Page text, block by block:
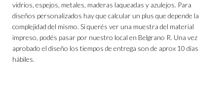
vidrios, espejos, metales, maderas laqueadas y azulejos. Para
diseños personalizados hay que calcular un plus que depende la
complejidad del mismo. Si querés ver una muestra del material
impreso, podés pasar por nuestro local en Belgrano R. Una vez
aprobado el diseño los tiempos de entrega son de aprox 10 días
hábiles.